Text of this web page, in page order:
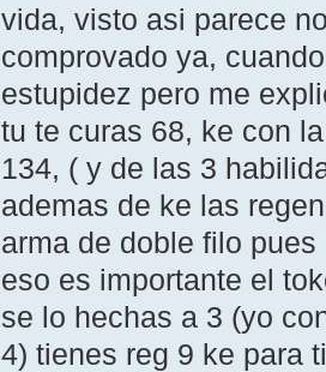
vida, visto asi parece
comprovado ya,
estupidez pero me
tu te curas 68, ke con
134, ( y de las 3
ademas de ke las
arma de doble filo
eso es importante el
se lo hechas a 3 (yo
4) tienes reg 9 ke para